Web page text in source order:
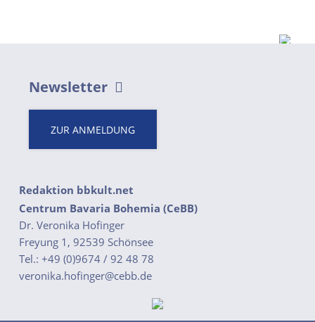
Newsletter
ZUR ANMELDUNG
Redaktion bbkult.net
Centrum Bavaria Bohemia (CeBB)
Dr. Veronika Hofinger
Freyung 1, 92539 Schönsee
Tel.:+49 (0)9674 / 92 48 78
veronika.hofinger@cebb.de